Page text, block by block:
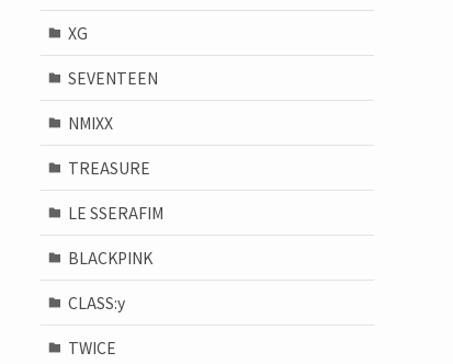
XG
SEVENTEEN
NMIXX
TREASURE
LE SSERAFIM
BLACKPINK
CLASS:y
TWICE